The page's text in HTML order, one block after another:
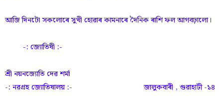
আজি দিনটো সকলোৰে সুখী হোৱাৰ কামনাৰে দৈনিক ৰাশি ফল আগবঢ়ালো।
-: জ্যোতিষী :-
শ্ৰী নয়নজ্যোতি দেৱ শৰ্মা
-: নৱগ্ৰহ জ্যোতিষালয় :- জালুকবাৰী , গুৱাহাটী -১৪